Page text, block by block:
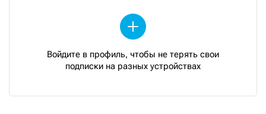
Войдите в профиль, чтобы не терять свои
подписки на разных устройствах